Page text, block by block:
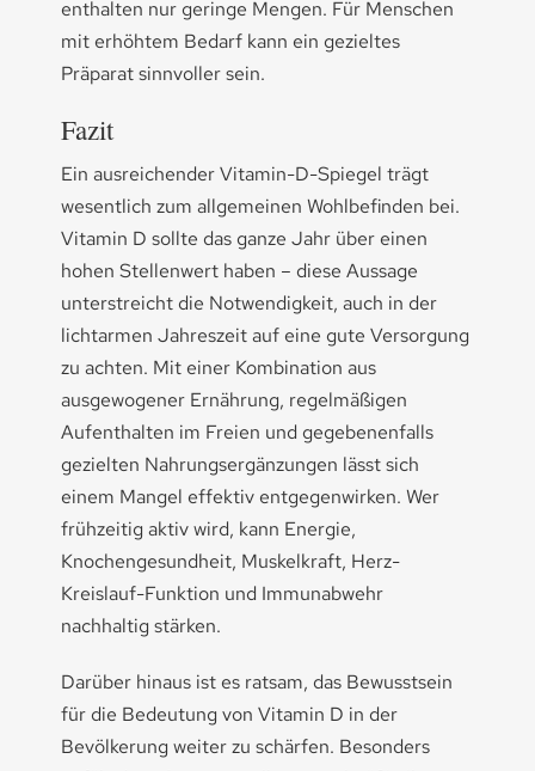
enthalten nur geringe Mengen. Für Menschen
mit erhöhtem Bedarf kann ein gezieltes
Präparat sinnvoller sein.
Fazit
Ein ausreichender Vitamin-D-Spiegel trägt
wesentlich zum allgemeinen Wohlbefinden bei.
Vitamin D sollte das ganze Jahr über einen
hohen Stellenwert haben – diese Aussage
unterstreicht die Notwendigkeit, auch in der
lichtarmen Jahreszeit auf eine gute Versorgung
zu achten. Mit einer Kombination aus
ausgewogener Ernährung, regelmäßigen
Aufenthalten im Freien und gegebenenfalls
gezielten Nahrungsergänzungen lässt sich
einem Mangel effektiv entgegenwirken. Wer
frühzeitig aktiv wird, kann Energie,
Knochengesundheit, Muskelkraft, Herz-
Kreislauf-Funktion und Immunabwehr
nachhaltig stärken.
Darüber hinaus ist es ratsam, das Bewusstsein
für die Bedeutung von Vitamin D in der
Bevölkerung weiter zu schärfen. Besonders